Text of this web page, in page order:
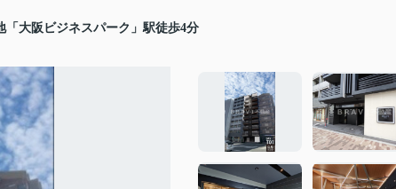
「大阪ビジネスパーク」駅徒歩4分